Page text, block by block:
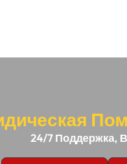
24/7 Поддержка,